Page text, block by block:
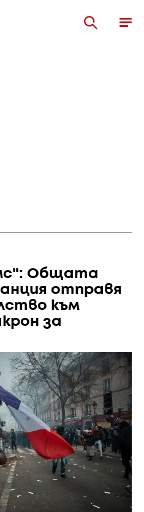
Общата
отправя
към
за